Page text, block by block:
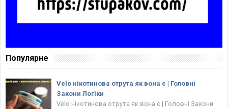
Популярне
Velo нікотинова отрута як вона є | Головнi
Закони Логіки
Velo нікотинова отрута як вона є | Головнi Закони